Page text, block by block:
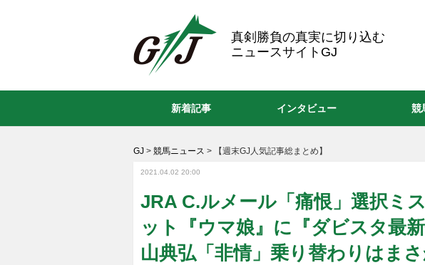
真剣勝負の真実に切り込む
ニュースサイトGJ
GJ > 競馬ニュース > 【週末GJ人気記事総まとめ】
2021.04.02 20:00
JRA C.ルメール「痛恨」選択ミ
ット『ウマ娘』に『ダビスタ最
山典弘「非情」乗り替わりはま
新着記事 インタビュー 競